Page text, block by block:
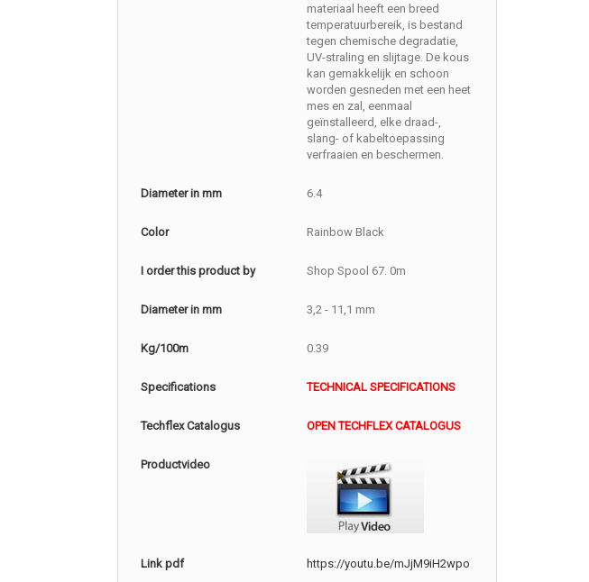
materiaal heeft een breed
temperatuurbereik, is bestand
tegen chemische degradatie,
UV-straling en slijtage. De kous
kan gemakkelijk en schoon
worden gesneden met een heet
mes en zal, eenmaal
geïnstalleerd, elke draad-,
slang- of kabeltoepassing
verfraaien en beschermen.
Diameter in mm 6.4
Color Rainbow Black
I order this product by Shop Spool 67. 0m
Diameter in mm 3,2 - 11,1 mm
Kg/100m 0.39
Specifications TECHNICAL SPECIFICATIONS
Techflex Catalogus OPEN TECHFLEX CATALOGUS
Productvideo
Link pdf https://youtu.be/mJjM9iH2wpo